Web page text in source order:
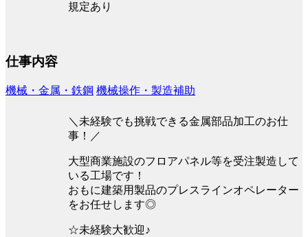
規定あり
仕事内容
機械・金属・鉄鋼 機械操作・製造補助
＼未経験でも挑戦できる金属部品加工のお仕
事！／
大型商業施設のフロアパネル等を受注製造して
いる工場です！
おもに建築用製品のプレスラインオペレーター
をお任せします◎
☆未経験大歓迎♪